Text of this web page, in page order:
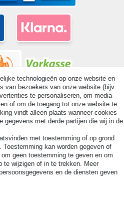
voorbehouden. - All rights
VAT Basic prices see article detail
UK!
technologieën op onze website en
van bezoekers van onze website (bijv.
te personaliseren, om media
of om de toegang tot onze website te
vindt alleen plaats wanneer cookies
gegevens met derde partijen die wij in de
met toestemming of op grond
Toestemming kan worden gegeven of
geen toestemming te geven en om
te wijzigen of in te trekken. Meer
en de diensten geven
uitoefenen Contact